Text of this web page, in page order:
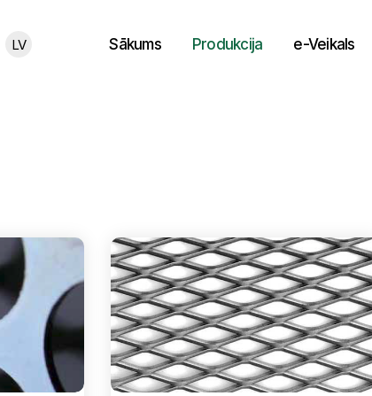
LV Sākums Produkcija e-Veikals